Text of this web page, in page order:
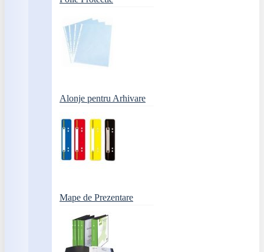
Alonje pentru Arhivare
Mape de Prezentare